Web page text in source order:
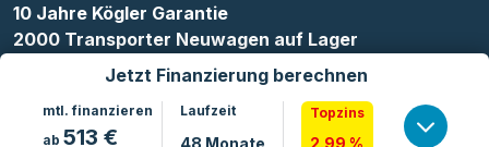
Jetzt Finanzierung berechnen
mtl. finanzieren
ab 513 €
Laufzeit
48 Monate
Topzins
2.99 %
10 Jahre Kögler Garantie
2000 Transporter Neuwagen auf Lager